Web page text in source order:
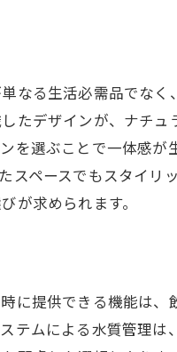
なる生活必需品でなく
たデザインが、ナチュ
を選ぶことで一体感が
スペースでもスタイリ
が求められます。
に提供できる機能は、
テムによる水質管理は